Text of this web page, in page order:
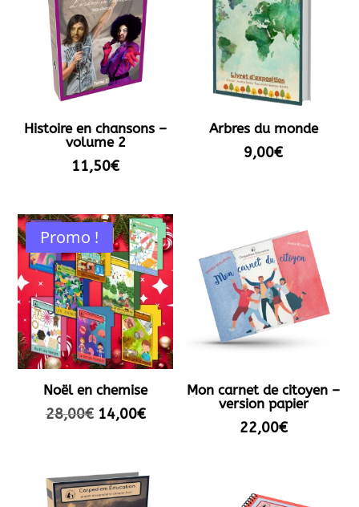
Histoire en chansons –
volume 2
11,50€
Arbres du monde
9,00€
Promo !
Noël en chemise
28,00€ Le
était :
28,00€.
14,00€Le
est :
14,00€.
Mon carnet de citoyen –
version papier
22,00€